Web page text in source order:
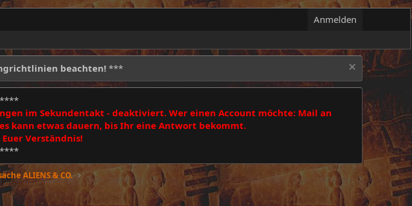
Anmelden
beachten! ***
im Sekundentakt - deaktiviert. Wer einen Account möchte: Mail an
kann etwas dauern, bis Ihr eine Antwort bekommt.
Verständnis!
ALIENS & CO.